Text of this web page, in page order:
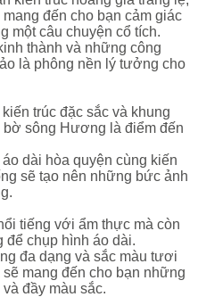
đến cho bạn cảm giác
một câu chuyện cổ tích.
thành và những công
là phông nền lý tưởng cho
trúc đặc sắc và khung
sông Hương là điểm đến
dài hòa quyện cùng kiến
sẽ tạo nên những bức ảnh
tiếng với ẩm thực mà còn
để chụp hình áo dài.
đa dạng và sắc màu tươi
mang đến cho bạn những
đầy màu sắc.